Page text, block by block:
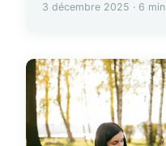
3 décembre 2025 · 6 min